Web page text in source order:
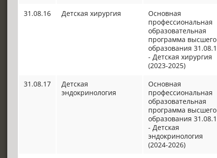
31.08.16
Детская хирургия
Основная
профессиональная
образовательная
программа высшего
образования
- Детская хирургия
(2023-2025)
31.08.17
Детская
эндокринология
Основная
профессиональная
образовательная
программа высшего
образования
- Детская
эндокринология
(2024-2026)